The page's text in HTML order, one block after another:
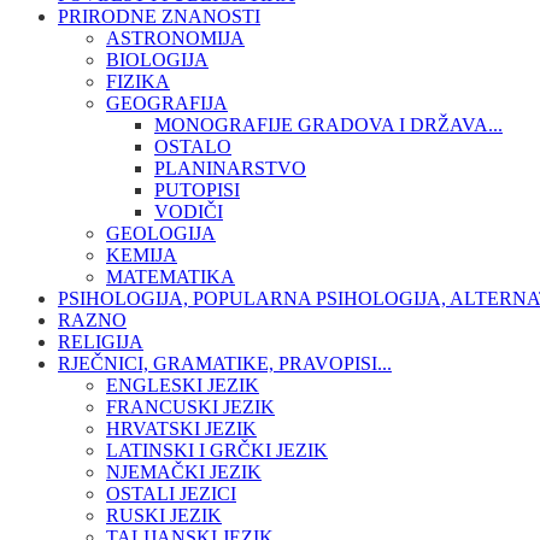
PRIRODNE ZNANOSTI
ASTRONOMIJA
BIOLOGIJA
FIZIKA
GEOGRAFIJA
MONOGRAFIJE GRADOVA I DRŽAVA...
OSTALO
PLANINARSTVO
PUTOPISI
VODIČI
GEOLOGIJA
KEMIJA
MATEMATIKA
PSIHOLOGIJA, POPULARNA PSIHOLOGIJA,
RAZNO
RELIGIJA
RJEČNICI, GRAMATIKE, PRAVOPISI...
ENGLESKI JEZIK
FRANCUSKI JEZIK
HRVATSKI JEZIK
LATINSKI I GRČKI JEZIK
NJEMAČKI JEZIK
OSTALI JEZICI
RUSKI JEZIK